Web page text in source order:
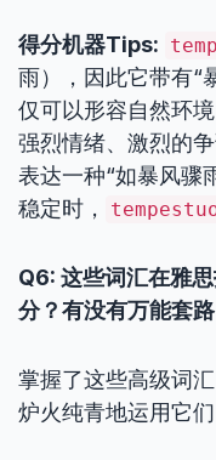
得分机器Tips:
雨），因此它带有“
仅可以形容自然环
强烈情绪、激烈的
表达一种“如暴风骤
稳定时，
Q6: 这些词汇在雅
分？有没有万能套路
掌握了这些高级词
炉火纯青地运用它